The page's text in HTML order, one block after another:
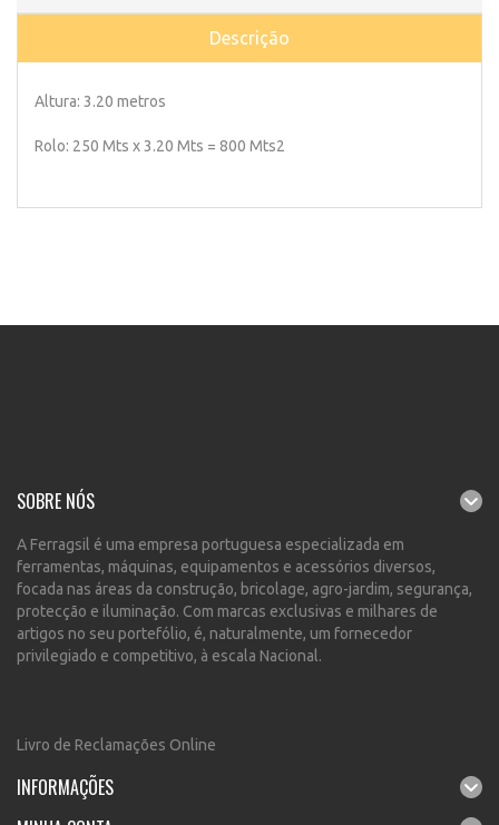
Descrição
Altura: 3.20 metros
Rolo: 250 Mts x 3.20 Mts = 800 Mts2
SOBRE NÓS
A Ferragsil é uma empresa portuguesa especializada em
ferramentas, máquinas, equipamentos e acessórios diversos,
focada nas áreas da construção, bricolage, agro-jardim, segurança,
protecção e iluminação. Com marcas exclusivas e milhares de
artigos no seu portefólio, é, naturalmente, um fornecedor
privilegiado e competitivo, à escala Nacional.
Livro de Reclamações Online
INFORMAÇÕES